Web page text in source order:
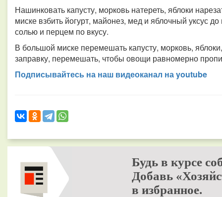
Нашинковать капусту, морковь натереть, яблоки
миске взбить йогурт, майонез, мед и яблочный уксус
солью и перцем по вкусу.
В большой миске перемешать капусту, морковь,
заправку, перемешать, чтобы овощи равномерно
Подписывайтесь на наш видео­канал на youtube
Будь в курсе
Добавь
в избранное.